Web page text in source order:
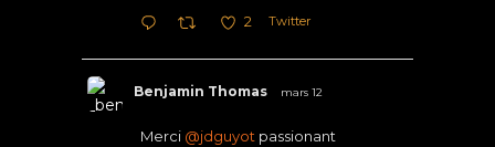
2 Twitter
Benjamin Thomas mars 12
Merci @jdguyot passionant